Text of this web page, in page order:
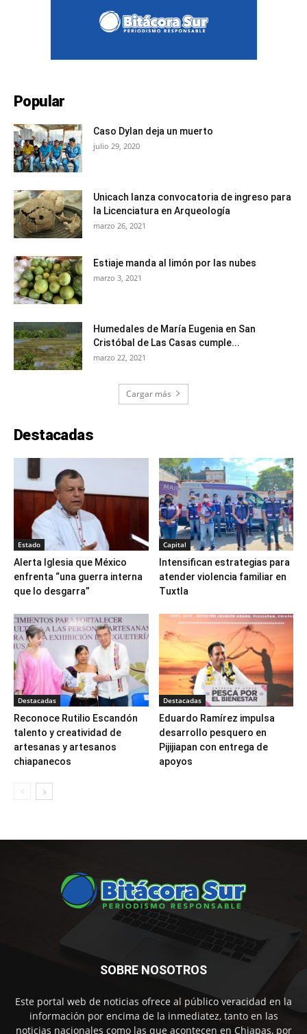
Popular
Caso Dylan deja un muerto
julio 29, 2020
Unicach lanza convocatoria de ingreso para
la Licenciatura en Arqueología
marzo 26, 2021
Estiaje manda al limón por las nubes
marzo 3, 2021
Humedales de María Eugenia en San
Cristóbal de Las Casas cumple...
marzo 22, 2021
Cargar más
Destacadas
Estado
Alerta Iglesia que México
enfrenta “una guerra interna
que lo desgarra”
Capital
Intensifican estrategias para
atender violencia familiar en
Tuxtla
Destacadas
Reconoce Rutilio Escandón
talento y creatividad de
artesanas y artesanos
chiapanecos
Destacadas
Eduardo Ramírez impulsa
desarrollo pesquero en
Pijijiapan con entrega de
apoyos
SOBRE NOSOTROS
Este portal web de noticias ofrece al público veracidad en la
información por encima de la inmediatez, tanto en las
noticias nacionales como las que acontecen en Chiapas, por